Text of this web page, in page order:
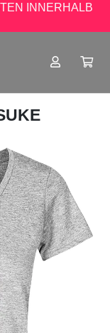
INNERHALB